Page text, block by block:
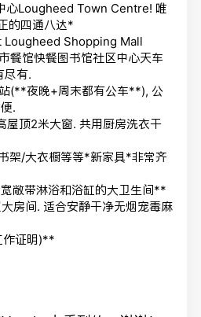
心Lougheed Town Centre! 唯
的四通八达*
Shopping Mall
餐馆快餐图书馆社区中心天车
尽有.
(**夜晚+周末都有公车**), 公
.
屋顶2米大窗. 共用厨房洗衣干
/大衣橱等等*新家具*非常齐
敞带淋浴和浴缸的大卫生间**
房间. 适合安静干净无烟宠毒麻
作证明)**